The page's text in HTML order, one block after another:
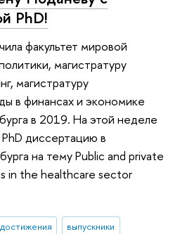
PhD!
факультет мировой
магистратуру
магистратуру
в финансах и экономике
в 2019. На этой неделе
диссертацию в
на тему Public and private
in the healthcare sector
достижения
выпускники